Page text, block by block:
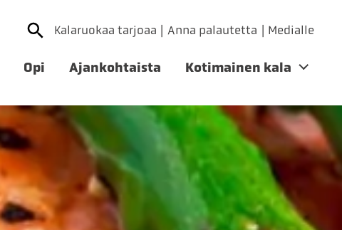
Kalaruokaa tarjoaa Anna palautetta Medialle
Opi Ajankohtaista Kotimainen kala